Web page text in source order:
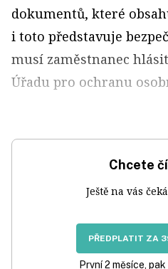
dokumentů, které
i toto představuje
musí zaměstnanec
Úřadu pro ochranu
Chcete
Ještě na vás
PŘEDPLATIT ZA
První 2 měsíce,